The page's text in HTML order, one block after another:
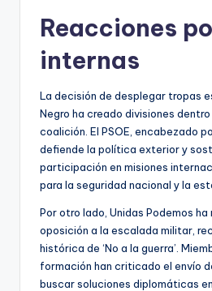
Reacciones
internas
La decisión de desplegar tropas
Negro ha creado divisiones
coalición. El PSOE, encabezado
defiende la política exterior y
participación en misiones
para la seguridad nacional y la
Por otro lado, Unidas Podemos
oposición a la escalada militar,
histórica de ‘No a la guerra’.
formación han criticado el envío
buscar soluciones diplomáticas